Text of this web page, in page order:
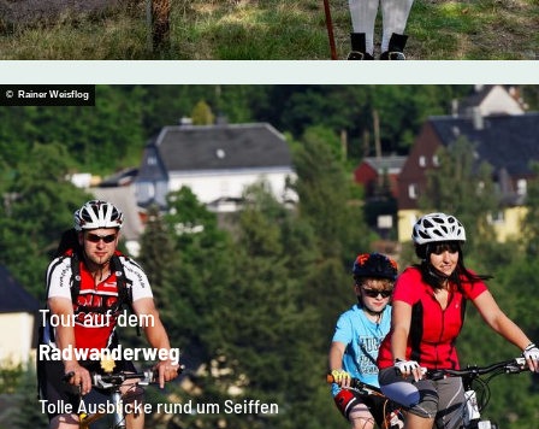
© Rainer Weisflog
Tour auf dem
Radwanderweg
Tolle Ausblicke rund um Seiffen